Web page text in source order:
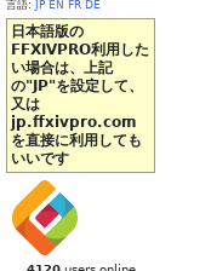
言語: JP EN FR DE
日本語版の
FFXIVPRO利用した
い場合は、上記
の"JP"を設定して、
又は
jp.ffxivpro.com
を直接に利用しても
いいです